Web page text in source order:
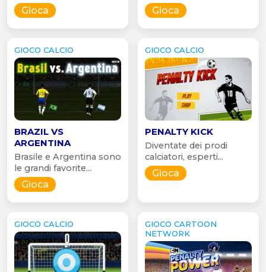
Gioca Gioca
GIOCO CALCIO
BRAZIL VS
ARGENTINA
Brasile e Argentina sono
le grandi favorite...
Gioca
GIOCO CALCIO
PENALTY KICK
Diventate dei prodi
calciatori, esperti...
Gioca
GIOCO CALCIO
GIOCO CARTOON
NETWORK